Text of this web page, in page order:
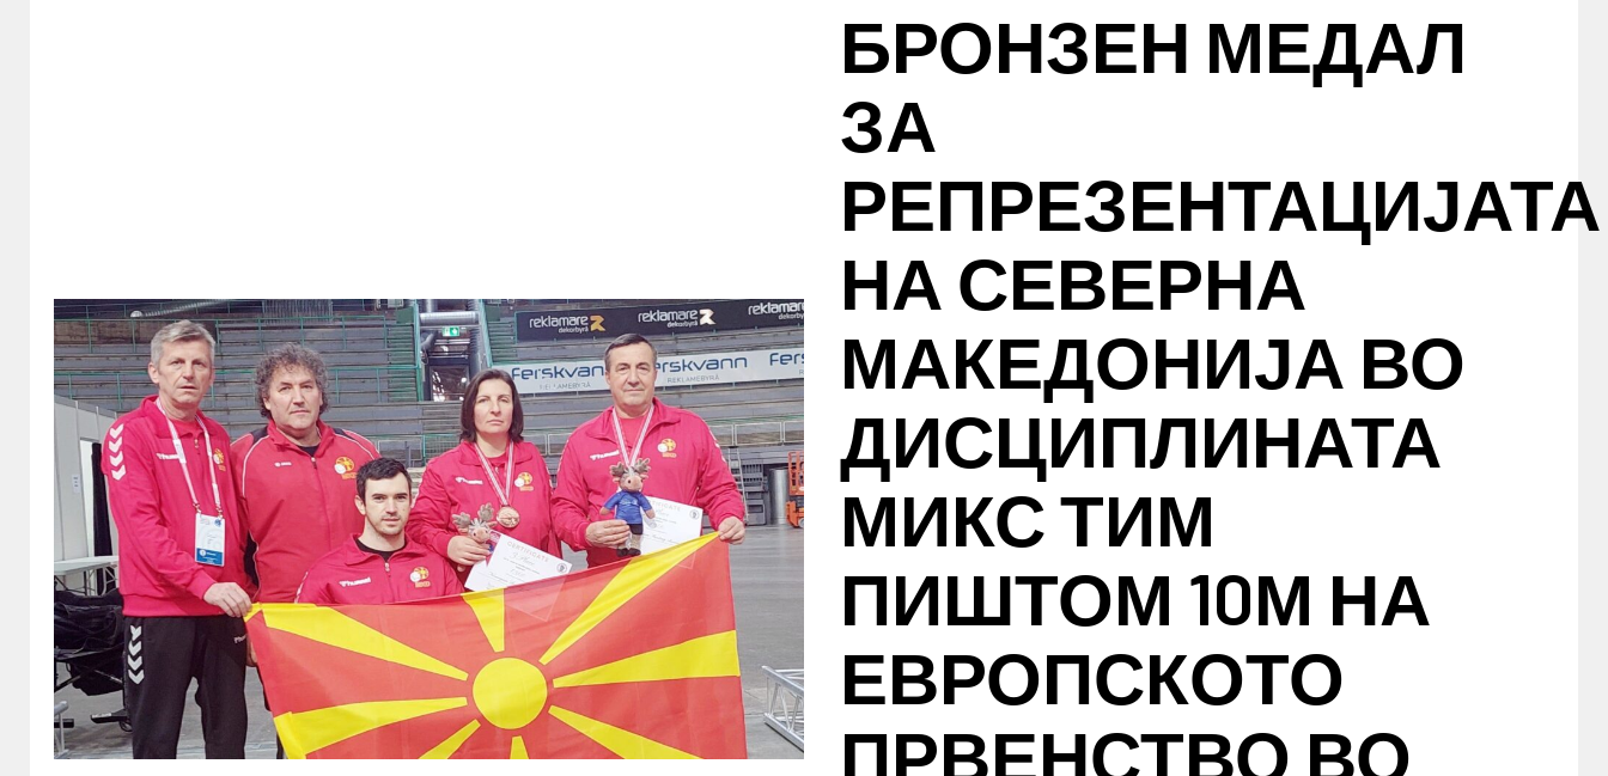
БРОНЗЕН МЕДАЛ
ЗА
РЕПРЕЗЕНТАЦИЈАТА
НА СЕВЕРНА
МАКЕДОНИЈА ВО
ДИСЦИПЛИНАТА
МИКС ТИМ
ПИШТОМ 10М НА
ЕВРОПСКОТО
ПРВЕНСТВО ВО